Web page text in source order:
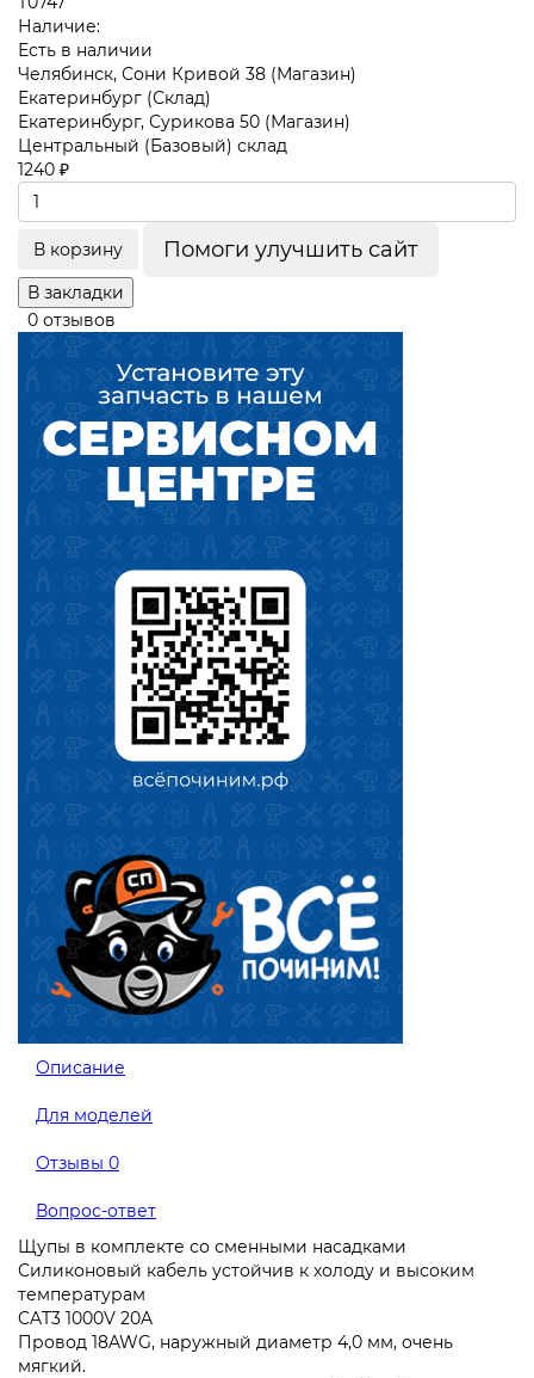
Наличие:
Есть в наличии
Челябинск, Сони Кривой 38 (Магазин)
Екатеринбург (Склад)
Екатеринбург, Сурикова 50 (Магазин)
Центральный (Базовый) склад
1240 ₽
В корзину Помоги улучшить сайт
В закладки
0 отзывов
Описание
Для моделей
Отзывы 0
Вопрос-ответ
Щупы в комплекте со сменными насадками
Силиконовый кабель устойчив к холоду и высоким
температурам
CAT3 1000V 20A
Провод 18AWG, наружный диаметр 4,0 мм, очень
мягкий.